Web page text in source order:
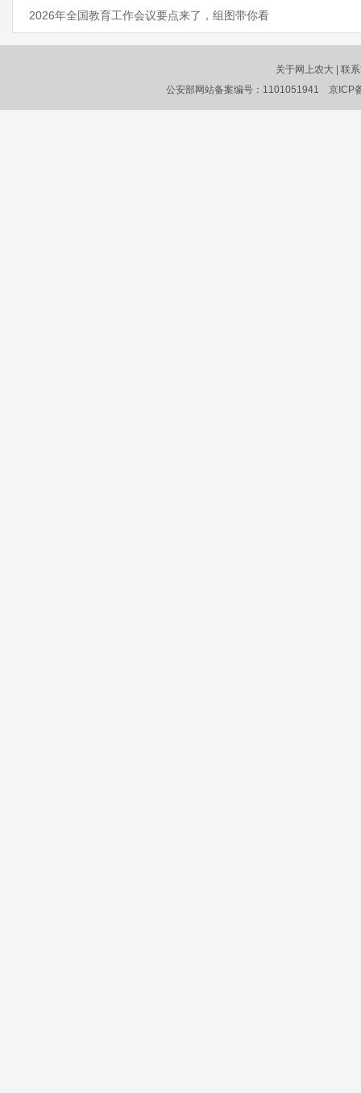
2026年全国教育工作会议要点来了，组图带你看